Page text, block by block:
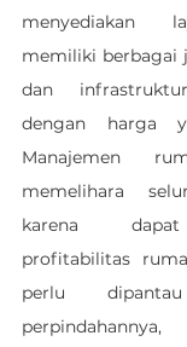
menyediakan
memiliki berbagai
dan
dengan harga
Manajemen
memelihara
karena dapat
profitabilitas
perlu dipantau